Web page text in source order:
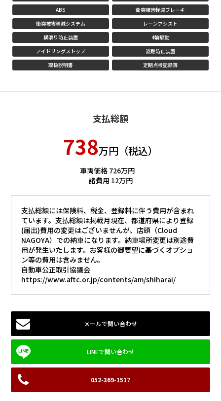
ABS
衝突被害軽減ブレーキ
衝突被害軽減システム
レーンアシスト
横滑り防止装置
4輪駆動
アイドリングストップ
盗難防止装置
取扱説明書
定期点検記録簿
支払総額
738万円（税込）
車両価格 726万円
諸費用 12万円
支払総額には保険料、税金、登録料に伴う費用が含まれ
ています。支払総額は掲載月現在、都道府県により登録
(届出)費用の変更はございませんが、店頭（Cloud
NAGOYA）での納車になります。納車場所変更は別途費
用が発生いたします。お客様の御要望に基づくオプショ
ン等の費用は含みません。
自動車公正取引協議会
https://www.aftc.or.jp/contents/am/shiharai/
メールで問い合わせ
052-369-1517